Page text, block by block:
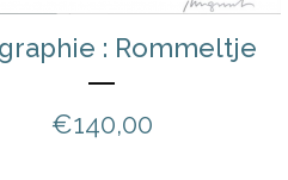
: Rommeltje
€140,00